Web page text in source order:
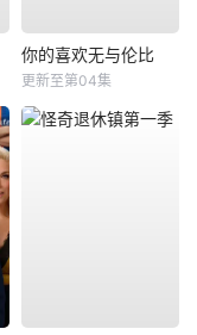
你的喜欢无与伦比
更新至第04集